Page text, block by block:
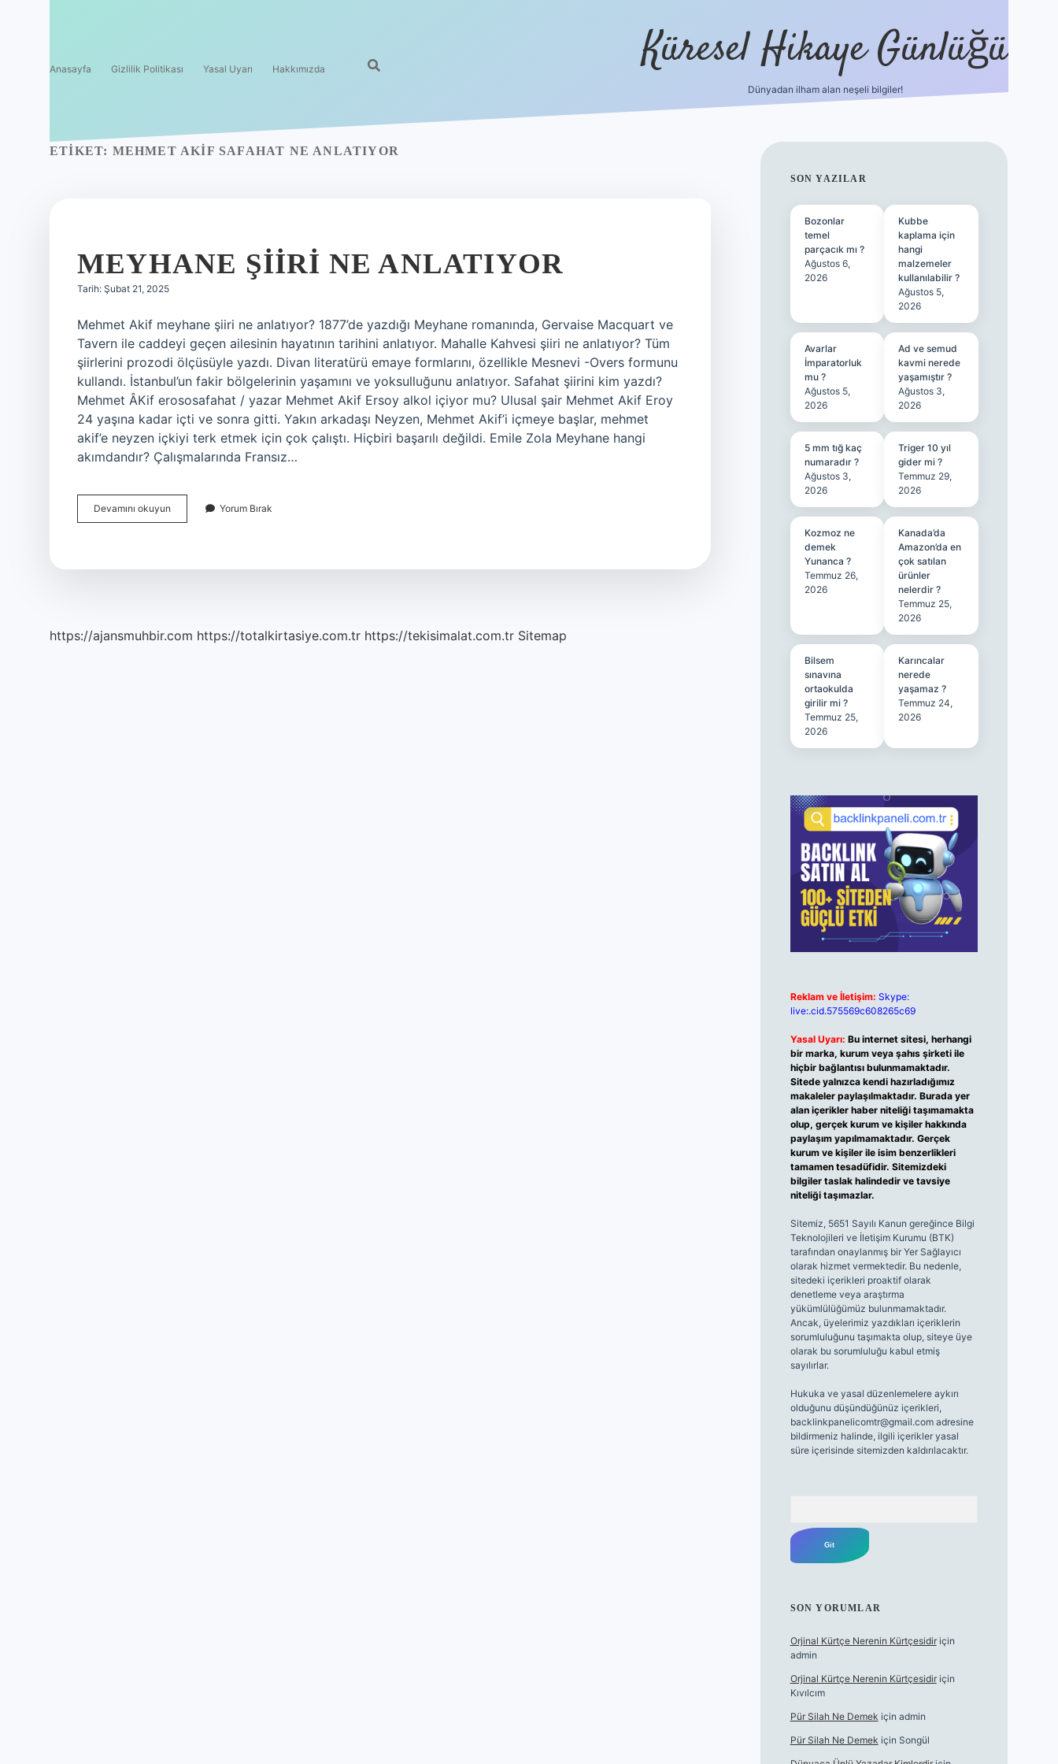
Anasayfa Gizlilik Politikası Yasal Uyarı Hakkımızda Küresel Hikaye Günlüğü
Dünyadan ilham alan neşeli bilgiler!
ETIKET: MEHMET AKIF SAFAHAT NE ANLATIYOR
MEYHANE ŞIIRI NE ANLATIYOR
Tarih: Şubat 21, 2025
Mehmet Akif meyhane şiiri ne anlatıyor? 1877’de yazdığı Meyhane romanında, Gervaise Macquart ve
Tavern ile caddeyi geçen ailesinin hayatının tarihini anlatıyor. Mahalle Kahvesi şiiri ne anlatıyor? Tüm
şiirlerini prozodi ölçüsüyle yazdı. Divan literatürü emaye formlarını, özellikle Mesnevi -Overs formunu
kullandı. İstanbul’un fakir bölgelerinin yaşamını ve yoksulluğunu anlatıyor. Safahat şiirini kim yazdı?
Mehmet ÂKif erososafahat / yazar Mehmet Akif Ersoy alkol içiyor mu? Ulusal şair Mehmet Akif Eroy
24 yaşına kadar içti ve sonra gitti. Yakın arkadaşı Neyzen, Mehmet Akif’i içmeye başlar, mehmet
akif’e neyzen içkiyi terk etmek için çok çalıştı. Hiçbiri başarılı değildi. Emile Zola Meyhane hangi
akımdandır? Çalışmalarında Fransız…
Devamını okuyun Meyhane
Şiiri
Yorum Bırak
https://ajansmuhbir.com https://totalkirtasiye.com.tr https://tekisimalat.com.tr Sitemap
SIDEBAR
SON YAZILAR
Bozonlar
temel
parçacık mı ?
Ağustos 6,
2026
Kubbe
kaplama için
hangi
malzemeler
kullanılabilir ?
Ağustos 5,
2026
Avarlar
İmparatorluk
mu ?
Ağustos 5,
2026
Ad ve semud
kavmi nerede
yaşamıştır ?
Ağustos 3,
2026
5 mm tığ kaç
numaradır ?
Ağustos 3,
2026
Triger 10 yıl
gider mi ?
Temmuz 29,
2026
Kozmoz ne
demek
Yunanca ?
Temmuz 26,
2026
Kanada’da
Amazon’da en
çok satılan
ürünler
nelerdir ?
Temmuz 25,
2026
Bilsem
sınavına
ortaokulda
girilir mi ?
Temmuz 25,
2026
Karıncalar
nerede
yaşamaz ?
Temmuz 24,
2026
Reklam ve İletişim: Skype:
live:.cid.575569c608265c69
Yasal Uyarı: Bu internet sitesi, herhangi
bir marka, kurum veya şahıs şirketi ile
hiçbir bağlantısı bulunmamaktadır.
Sitede yalnızca kendi hazırladığımız
makaleler paylaşılmaktadır. Burada yer
alan içerikler haber niteliği taşımamakta
olup, gerçek kurum ve kişiler hakkında
paylaşım yapılmamaktadır. Gerçek
kurum ve kişiler ile isim benzerlikleri
tamamen tesadüfidir. Sitemizdeki
bilgiler taslak halindedir ve tavsiye
niteliği taşımazlar.
Sitemiz, 5651 Sayılı Kanun gereğince Bilgi
Teknolojileri ve İletişim Kurumu (BTK)
tarafından onaylanmış bir Yer Sağlayıcı
olarak hizmet vermektedir. Bu nedenle,
sitedeki içerikleri proaktif olarak
denetleme veya araştırma
yükümlülüğümüz bulunmamaktadır.
Ancak, üyelerimiz yazdıkları içeriklerin
sorumluluğunu taşımakta olup, siteye üye
olarak bu sorumluluğu kabul etmiş
sayılırlar.
Hukuka ve yasal düzenlemelere aykırı
olduğunu düşündüğünüz içerikleri,
backlinkpanelicomtr@gmail.comadresine
bildirmeniz halinde, ilgili içerikler yasal
süre içerisinde sitemizden kaldırılacaktır.
SON YORUMLAR
Orjinal Kürtçe Nerenin Kürtçesidiriçin
admin
Orjinal Kürtçe Nerenin Kürtçesidiriçin
Kıvılcım
Pür Silah Ne Demek için admin
Pür Silah Ne Demek için Songül
betexper